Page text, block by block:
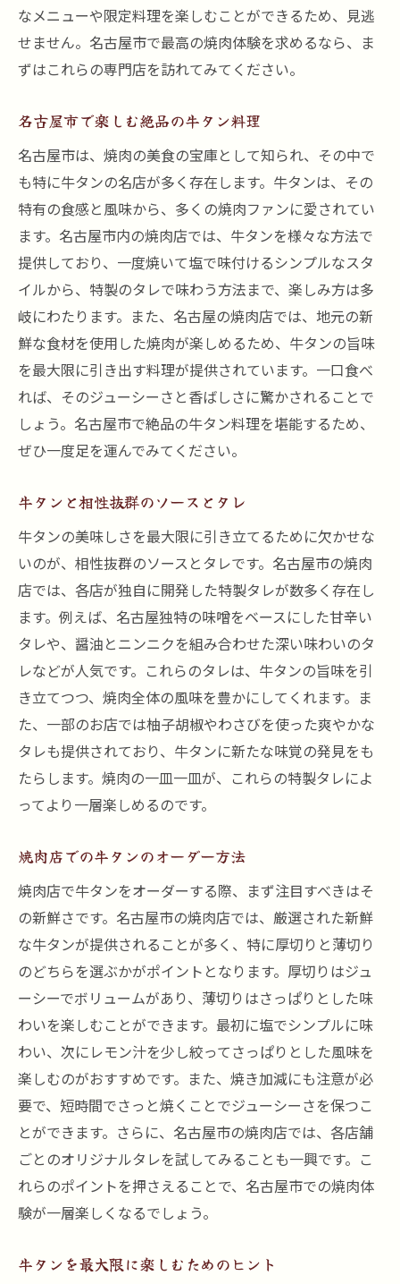
なメニューや限定料理を楽しむことができるため、見逃
せません。名古屋市で最高の焼肉体験を求めるなら、ま
ずはこれらの専門店を訪れてみてください。
名古屋市で楽しむ絶品の牛タン料理
名古屋市は、焼肉の美食の宝庫として知られ、その中で
も特に牛タンの名店が多く存在します。牛タンは、その
特有の食感と風味から、多くの焼肉ファンに愛されてい
ます。名古屋市内の焼肉店では、牛タンを様々な方法で
提供しており、一度焼いて塩で味付けるシンプルなスタ
イルから、特製のタレで味わう方法まで、楽しみ方は多
岐にわたります。また、名古屋の焼肉店では、地元の新
鮮な食材を使用した焼肉が楽しめるため、牛タンの旨味
を最大限に引き出す料理が提供されています。一口食べ
れば、そのジューシーさと香ばしさに驚かされることで
しょう。名古屋市で絶品の牛タン料理を堪能するため、
ぜひ一度足を運んでみてください。
牛タンと相性抜群のソースとタレ
牛タンの美味しさを最大限に引き立てるために欠かせな
いのが、相性抜群のソースとタレです。名古屋市の焼肉
店では、各店が独自に開発した特製タレが数多く存在し
ます。例えば、名古屋独特の味噌をベースにした甘辛い
タレや、醤油とニンニクを組み合わせた深い味わいのタ
レなどが人気です。これらのタレは、牛タンの旨味を引
き立てつつ、焼肉全体の風味を豊かにしてくれます。ま
た、一部のお店では柚子胡椒やわさびを使った爽やかな
タレも提供されており、牛タンに新たな味覚の発見をも
たらします。焼肉の一皿一皿が、これらの特製タレによ
ってより一層楽しめるのです。
焼肉店での牛タンのオーダー方法
焼肉店で牛タンをオーダーする際、まず注目すべきはそ
の新鮮さです。名古屋市の焼肉店では、厳選された新鮮
な牛タンが提供されることが多く、特に厚切りと薄切り
のどちらを選ぶかがポイントとなります。厚切りはジュ
ーシーでボリュームがあり、薄切りはさっぱりとした味
わいを楽しむことができます。最初に塩でシンプルに味
わい、次にレモン汁を少し絞ってさっぱりとした風味を
楽しむのがおすすめです。また、焼き加減にも注意が必
要で、短時間でさっと焼くことでジューシーさを保つこ
とができます。さらに、名古屋市の焼肉店では、各店舗
ごとのオリジナルタレを試してみることも一興です。こ
れらのポイントを押さえることで、名古屋市での焼肉体
験が一層楽しくなるでしょう。
牛タンを最大限に楽しむためのヒント